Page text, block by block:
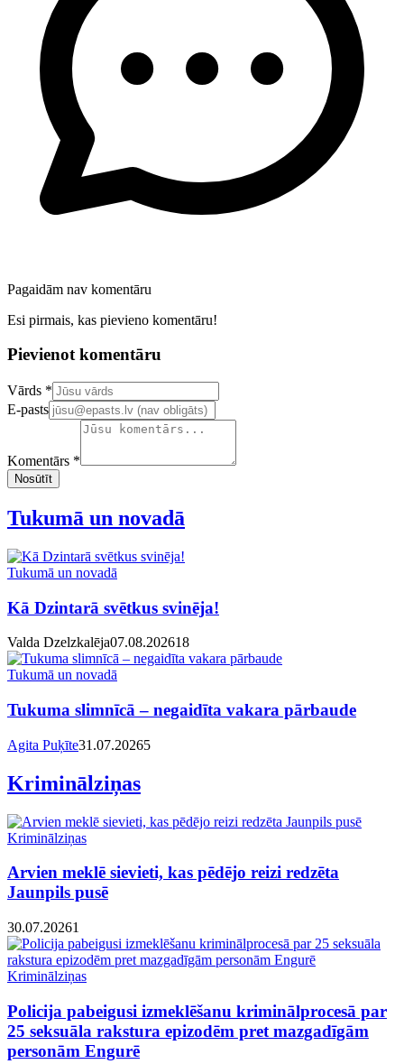
Pagaidām nav komentāru
Esi pirmais, kas pievieno komentāru!
Pievienot komentāru
Confirm your email address
Vārds *
E-pasts
Komentārs *
Nosūtīt
Tukumā un novadā
Tukumā un novadā
Kā Dzintarā svētkus svinēja!
Valda Dzelzkalēja07.08.202618
Tukumā un novadā
Tukuma slimnīcā – negaidīta vakara pārbaude
Agita Puķīte31.07.20265
Kriminālziņas
Kriminālziņas
Arvien meklē sievieti, kas pēdējo reizi redzēta
Jaunpils pusē
30.07.20261
Kriminālziņas
Policija pabeigusi izmeklēšanu kriminālprocesā par
25 seksuāla rakstura epizodēm pret mazgadīgām
personām Engurē